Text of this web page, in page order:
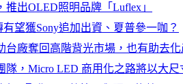
出OLED照明品牌「Luflex」
望獲Sony追加出資、夏普參一咖？
台廠奪回高階背光市場，也有助去
隊，Micro LED 商用化之路將以大尺